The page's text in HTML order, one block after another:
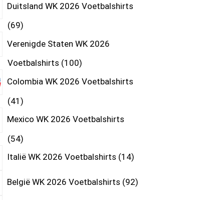
Duitsland WK 2026 Voetbalshirts
69
Verenigde Staten WK 2026
Voetbalshirts 100
Colombia WK 2026 Voetbalshirts
41
Mexico WK 2026 Voetbalshirts
54
Italië WK 2026 Voetbalshirts 14
België WK 2026 Voetbalshirts 92